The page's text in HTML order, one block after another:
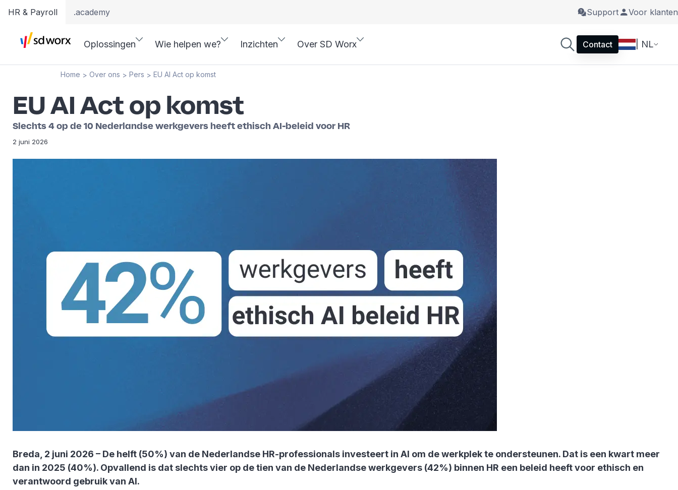
HR & Payroll .academy Support Voor klanten
Oplossingen Wie helpen we? Inzichten Over SD Worx Contact | NL
Home > Over ons > Pers > EU AI Act op komst
EU AI Act op komst
Slechts 4 op de 10 Nederlandse werkgevers heeft ethisch AI-beleid voor HR
2 juni 2026
Breda, 2 juni 2026 – De helft (50%) van de Nederlandse HR-professionals investeert in AI om de werkplek te ondersteunen. Dat is een kwart meer
dan in 2025 (40%). Opvallend is dat slechts vier op de tien van de Nederlandse werkgevers (42%) binnen HR een beleid heeft voor ethisch en
verantwoord gebruik van AI.